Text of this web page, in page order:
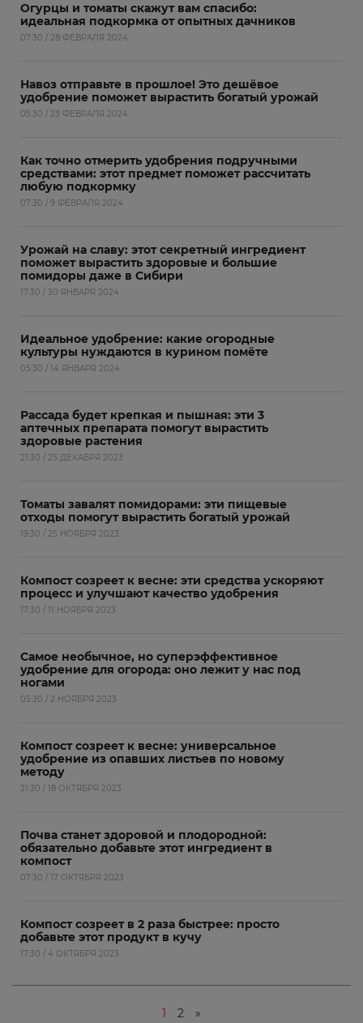
Огурцы и томаты скажут вам спасибо:
идеальная подкормка от опытных дачников
07:30 / 28 ФЕВРАЛЯ 2024
Навоз отправьте в прошлое! Это дешёвое
удобрение поможет вырастить богатый урожай
05:30 / 23 ФЕВРАЛЯ 2024
Как точно отмерить удобрения подручными
средствами: этот предмет поможет рассчитать
любую подкормку
07:30 / 9 ФЕВРАЛЯ 2024
Урожай на славу: этот секретный ингредиент
поможет вырастить здоровые и большие
помидоры даже в Сибири
17:30 / 30 ЯНВАРЯ 2024
Идеальное удобрение: какие огородные
культуры нуждаются в курином помёте
05:30 / 14 ЯНВАРЯ 2024
Рассада будет крепкая и пышная: эти 3
аптечных препарата помогут вырастить
здоровые растения
21:30 / 25 ДЕКАБРЯ 2023
Томаты завалят помидорами: эти пищевые
отходы помогут вырастить богатый урожай
19:30 / 25 НОЯБРЯ 2023
Компост созреет к весне: эти средства ускоряют
процесс и улучшают качество удобрения
17:30 / 11 НОЯБРЯ 2023
Самое необычное, но суперэффективное
удобрение для огорода: оно лежит у нас под
ногами
05:30 / 2 НОЯБРЯ 2023
Компост созреет к весне: универсальное
удобрение из опавших листьев по новому
методу
21:30 / 18 ОКТЯБРЯ 2023
Почва станет здоровой и плодородной:
обязательно добавьте этот ингредиент в
компост
07:30 / 17 ОКТЯБРЯ 2023
Компост созреет в 2 раза быстрее: просто
добавьте этот продукт в кучу
17:30 / 4 ОКТЯБРЯ 2023
1 2 »